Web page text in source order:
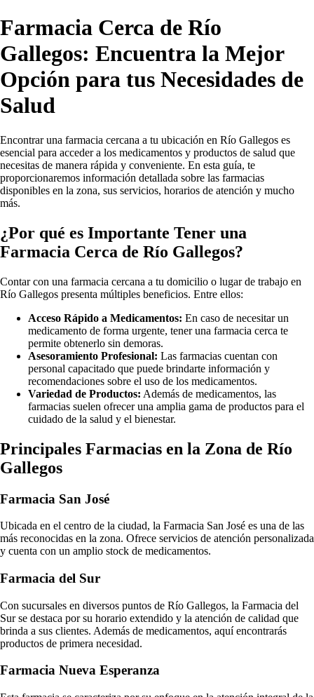
Farmacia Cerca de Río
Gallegos: Encuentra la Mejor
Opción para tus Necesidades de
Salud
Encontrar una farmacia cercana a tu ubicación en Río Gallegos es
esencial para acceder a los medicamentos y productos de salud que
necesitas de manera rápida y conveniente. En esta guía, te
proporcionaremos información detallada sobre las farmacias
disponibles en la zona, sus servicios, horarios de atención y mucho
más.
¿Por qué es Importante Tener una
Farmacia Cerca de Río Gallegos?
Contar con una farmacia cercana a tu domicilio o lugar de trabajo en
Río Gallegos presenta múltiples beneficios. Entre ellos:
Acceso Rápido a Medicamentos: En caso de necesitar un
medicamento de forma urgente, tener una farmacia cerca te
permite obtenerlo sin demoras.
Asesoramiento Profesional: Las farmacias cuentan con
personal capacitado que puede brindarte información y
recomendaciones sobre el uso de los medicamentos.
Variedad de Productos: Además de medicamentos, las
farmacias suelen ofrecer una amplia gama de productos para el
cuidado de la salud y el bienestar.
Principales Farmacias en la Zona de Río
Gallegos
Farmacia San José
Ubicada en el centro de la ciudad, la Farmacia San José es una de las
más reconocidas en la zona. Ofrece servicios de atención personalizada
y cuenta con un amplio stock de medicamentos.
Farmacia del Sur
Con sucursales en diversos puntos de Río Gallegos, la Farmacia del
Sur se destaca por su horario extendido y la atención de calidad que
brinda a sus clientes. Además de medicamentos, aquí encontrarás
productos de primera necesidad.
Farmacia Nueva Esperanza